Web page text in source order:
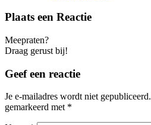
Plaats een Reactie
Meepraten?
Draag gerust bij!
Geef een reactie
Je e-mailadres wordt niet gepubliceerd.
gemarkeerd met *